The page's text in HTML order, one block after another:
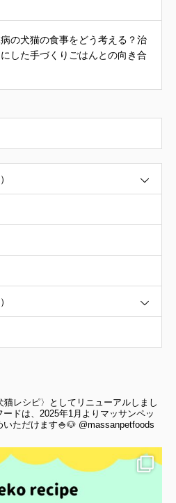
の犬猫の食事をどう考える？治
した手づくりごはんとの向き合
レシピ〉としてリニューアルしまし
ドは、2025年1月よりマッサンペッ
いただけます🍚🐶 @massanpetfoods